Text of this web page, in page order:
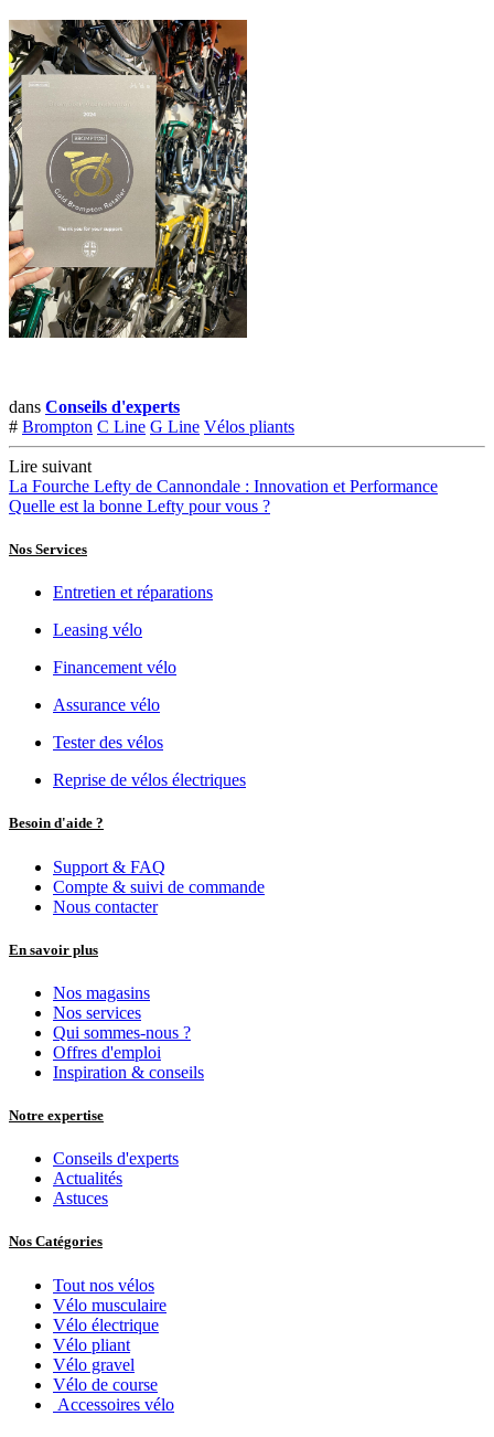
dans Conseils d'experts
# Brompton C Line G Line Vélos pliants
Lire suivant
La Fourche Lefty de Cannondale : Innovation et Performance
Quelle est la bonne Lefty pour vous ?
Nos Services
Entretien et réparations
Leasing vélo
Financement vélo
Assurance vélo
Tester des vélos
Reprise de vélos électriques
Besoin d'aide ?
Support & FAQ
Compte & suivi de commande
Nous contacter
En savoir plus
Nos magasins
Nos services
Qui sommes-nous ?
Offres d'emploi
Inspiration & conseils
Notre expertise
Conseils d'experts
Actualités
Astuces
Nos Catégories
Tout nos vélos
Vélo musculaire
Vélo électrique
Vélo pliant
Vélo gravel
Vélo de course
Accessoires vélo